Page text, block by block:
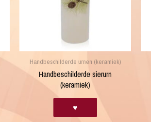
Handbeschilderde urnen (keramiek)
Handbeschilderde sierurn
(keramiek)
♥